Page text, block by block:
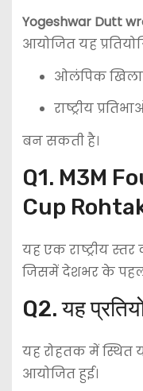
Yogeshwar Dutt
आयोजित यह
ओलंपिक
राष्ट्रीय
बन सकती है।
Q1. M3M
Cup
यह एक राष्ट्रीय स्तर
जिसमें देशभर के
Q2. यह
यहरोहतकमें स्थित
आयोजित हुई।